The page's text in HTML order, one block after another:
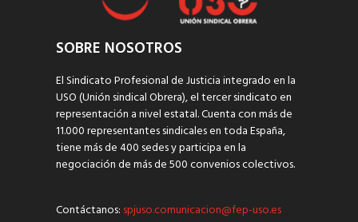
SOBRE NOSOTROS
El Sindicato Profesional de Justicia integrado en la
USO (Unión sindical Obrera), el tercer sindicato en
representación a nivel estatal. Cuenta con más de
11.000 representantes sindicales en toda España,
tiene más de 400 sedes y participa en la
negociación de más de 500 convenios colectivos.
Contáctanos: spjuso.comunicacion@fep-uso.es